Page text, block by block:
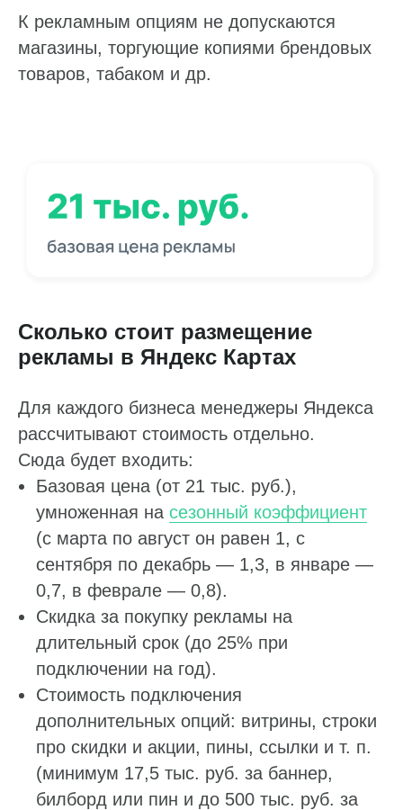
К рекламным опциям не допускаются
магазины, торгующие копиями брендовых
товаров, табаком и др.
Сколько стоит размещение
рекламы в Яндекс Картах
Для каждого бизнеса менеджеры Яндекса
рассчитывают стоимость отдельно.
Сюда будет входить:
Базовая цена (от 21 тыс. руб.),
умноженная на сезонный коэффициент
(с марта по август он равен 1, с
сентября по декабрь — 1,3, в январе —
0,7, в феврале — 0,8).
Скидка за покупку рекламы на
длительный срок (до 25% при
подключении на год).
Стоимость подключения
дополнительных опций: витрины, строки
про скидки и акции, пины, ссылки и т. п.
(минимум 17,5 тыс. руб. за баннер,
билборд или пин и до 500 тыс. руб. за